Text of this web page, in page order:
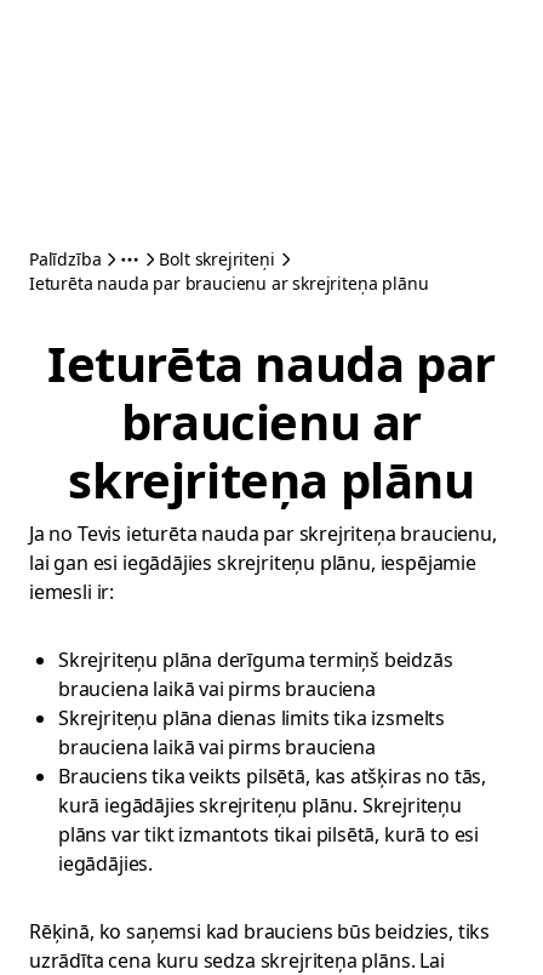
Palīdzība
Bolt skrejriteņi
Ieturēta nauda par braucienu ar skrejriteņa plānu
Ieturēta nauda par
braucienu ar
skrejriteņa plānu
Ja no Tevis ieturēta nauda par skrejriteņa braucienu,
lai gan esi iegādājies skrejriteņu plānu, iespējamie
iemesli ir:
Skrejriteņu plāna derīguma termiņš beidzās
brauciena laikā vai pirms brauciena
Skrejriteņu plāna dienas limits tika izsmelts
brauciena laikā vai pirms brauciena
Brauciens tika veikts pilsētā, kas atšķiras no tās,
kurā iegādājies skrejriteņu plānu. Skrejriteņu
plāns var tikt izmantots tikai pilsētā, kurā to esi
iegādājies.
Rēķinā, ko saņemsi kad brauciens būs beidzies, tiks
uzrādīta cena kuru sedza skrejriteņa plāns. Lai